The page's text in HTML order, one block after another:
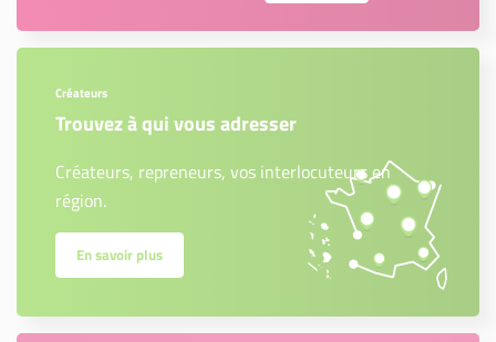
Créateurs
Trouvez à qui vous adresser
Créateurs, repreneurs, vos interlocuteurs en
région.
En savoir plus